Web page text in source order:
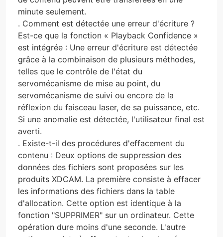
minute seulement.
. Comment est détectée une erreur d'écriture ?
Est-ce que la fonction « Playback Confidence »
est intégrée : Une erreur d'écriture est détectée
grâce à la combinaison de plusieurs méthodes,
telles que le contrôle de l'état du
servomécanisme de mise au point, du
servomécanisme de suivi ou encore de la
réflexion du faisceau laser, de sa puissance, etc.
Si une anomalie est détectée, l'utilisateur final est
averti.
. Existe-t-il des procédures d'effacement du
contenu : Deux options de suppression des
données des fichiers sont proposées sur les
produits XDCAM. La première consiste à effacer
les informations des fichiers dans la table
d'allocation. Cette option est identique à la
fonction "SUPPRIMER" sur un ordinateur. Cette
opération dure moins d'une seconde. L'autre